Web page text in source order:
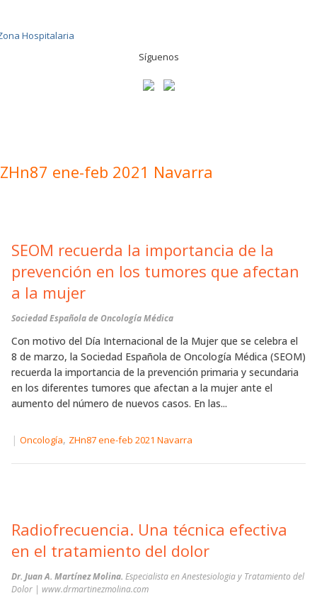
Síguenos
ZHn87 ene-feb 2021 Navarra
SEOM recuerda la importancia de la
prevención en los tumores que afectan
a la mujer
Sociedad Española de Oncología Médica
Con motivo del Día Internacional de la Mujer que se celebra el
8 de marzo, la Sociedad Española de Oncología Médica (SEOM)
recuerda la importancia de la prevención primaria y secundaria
en los diferentes tumores que afectan a la mujer ante el
aumento del número de nuevos casos. En las...
| Oncología, ZHn87 ene-feb 2021 Navarra
Radiofrecuencia. Una técnica efectiva
en el tratamiento del dolor
Dr. Juan A. Martínez Molina. Especialista en Anestesiologia y Tratamiento del
Dolor | www.drmartinezmolina.com